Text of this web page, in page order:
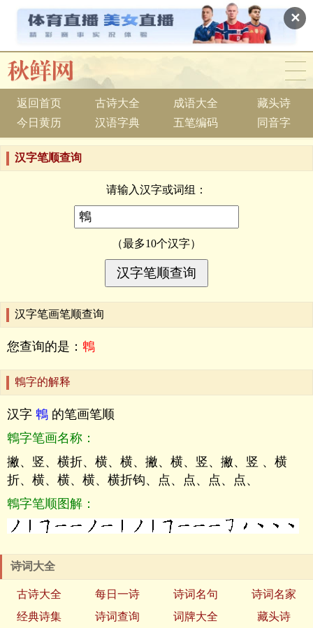
✕
返回首页 古诗大全 成语大全
藏头诗
今日黄历
汉语字典 五笔编码 同音字
汉字笔顺查询
请输入汉字或词组：
（最多10个汉字）
汉字笔画笔顺查询
您查询的是： 鵯
鵯字的解释
汉字 鵯 的笔画笔顺
鵯字笔画名称：
撇、竖、横折、横、横、撇、横、竖、撇、竖 、横
折、横、横、横、横折钩、点、点、点、点、
鵯字笔顺图解：
诗词大全
古诗大全 每日一诗 诗词名句
诗词名家
经典诗集
诗词查询 词牌大全 藏头诗